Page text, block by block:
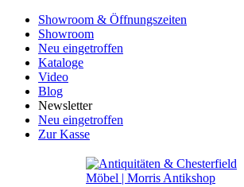
Showroom & Öffnungszeiten
Showroom
Neu eingetroffen
Kataloge
Video
Blog
Newsletter
Neu eingetroffen
Zur Kasse